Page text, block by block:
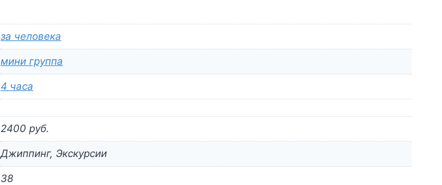
за человека
мини группа
4 часа
2400 руб.
Джиппинг, Экскурсии
38